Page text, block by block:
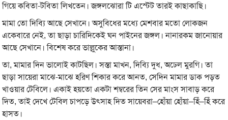
গিয়ে কবিতা-টবিতা লিখতেন। জঙ্গলঝোরা টি এস্টেট তারই কাছাকাছি।
মামা তো দিব্যি আছে সেখানে। অসুবিধের মধ্যে মেশবার মতো লোকজন
একেবারে নেই, তা ছাড়া চারিদিকেই ঘন পাইনের জঙ্গল। নানারকম জানোয়ার
আছে সেখানে। বিশেষ করে ভাল্লুকের আস্তানা।
তা, মামার দিন ভালোই কাটছিল। সস্তা মাখন, দিব্যি দুধ, অঢেল মুরগি। তা
ছাড়া সায়েরা মাঝে-মাঝে হরিণ শিকার করে আনত, সেদিন মামার ডাক পড়ত
খাওয়ার টেবিলে। একাই হয়তো একটা শম্বরের তিন সের মাংস সাবাড় করে
দিত, তাই দেখে টেবিল চাপড়ে উৎসাহ দিত সায়েবরা–হোঁয়া হোঁয়া–হিঁ–হিঁ করে
হাসত।